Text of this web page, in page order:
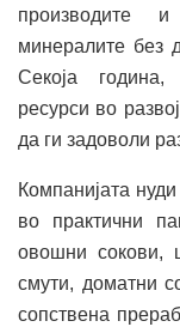
производите
минералите без
Секоја година,
ресурси во
да ги задоволи
Компанијата
во практични
овошни сокови,
смути, доматни
сопствена